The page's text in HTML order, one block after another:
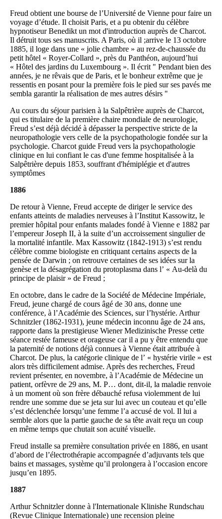
Freud obtient une bourse de l’Université de Vienne pour faire un
voyage d’étude. Il choisit Paris, et a pu obtenir du célèbre
hypnotiseur Benedikt un mot d'introduction auprès de Charcot.
Il détruit tous ses manuscrits. A Paris, où il ;arrive le 13 octobre
1885, il loge dans une « jolie chambre » au rez-de-chaussée du
petit hôtel « Royer-Collard », près du Panthéon, aujourd’hui
« Hôtel des jardins du Luxembourg ». Il écrit " Pendant bien des
années, je ne rêvais que de Paris, et le bonheur extrême que je
ressentis en posant pour la première fois le pied sur ses pavés me
sembla garantir la réalisation de mes autres désirs "
Au cours du séjour parisien à la Salpêtrière auprès de Charcot,
qui es titulaire de la première chaire mondiale de neurologie,
Freud s’est déjà décidé à dépasser la perspective stricte de la
neuropathologie vers celle de la psychopathologie fondée sur la
psychologie. Charcot guide Freud vers la psychopathologie
clinique en lui confiant le cas d'une femme hospitalisée à la
Salpêtrière depuis 1853, souffrant d'hémiplégie et d'autres
symptômes
1886
De retour à Vienne, Freud accepte de diriger le service des
enfants atteints de maladies nerveuses à l’Institut Kassowitz, le
premier hôpital pour enfants malades fondé à Vienne e 1882 par
l’empereur Joseph II, à la suite d’un accroissement singulier de
la mortalité infantile. Max Kassowitz (1842-1913) s’est rendu
célèbre comme biologiste en critiquant certains aspects de la
pensée de Darwin ; on retrouve certaines de ses idées sur la
genèse et la désagrégation du protoplasma dans l’ « Au-delà du
principe de plaisir » de Freud ;
En octobre, dans le cadre de la Société de Médecine Impériale,
Freud, jeune chargé de cours âgé de 30 ans, donne une
conférence, à l’Académie des Sciences, sur l’hystérie. Arthur
Schnitzler (1862-1931), jeune médecin inconnu âge de 24 ans,
rapporte dans la prestigieuse Wiener Medizinische Presse cette
séance restée fameuse et orageuse car il a pu y être entendu que
la paternité de notions déjà connues à Vienne était attribuée à
Charcot. De plus, la catégorie clinique de l’ « hystérie virile » est
alors très difficilement admise. Après des recherches, Freud
revient présenter, en novembre, à l’Académie de Médecine un
patient, orfèvre de 29 ans, M. P… dont, dit-il, la maladie renvoie
à un moment où son frère débauché refusa violemment de lui
rendre une somme due se jeta sur lui avec un couteau et qu’elle
s’est déclenchée lorsqu’une femme l’a accusé de vol. Il lui a
semble alors que la partie gauche de sa tête avait reçu un coup
en même temps que chutait son acuité visuelle.
Freud installe sa première consultation privée en 1886, en usant
d’abord de l’électrothérapie accompagnée d’adjuvants tels que
bains et massages, système qu’il prolongera à l’occasion encore
jusqu’en 1895.
1887
Arthur Schnitzler donne à l'Internationale Klinishe Rundschau
(Revue Clinique Internationale) une recension pleine